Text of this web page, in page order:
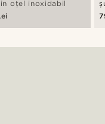
oțel inoxidabil